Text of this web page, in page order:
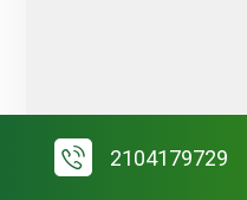
2104179729